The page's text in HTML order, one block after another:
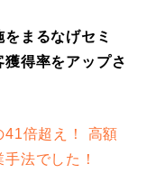
まるなげセミ
得率をアップさ
41倍超え！ 高額
法でした！